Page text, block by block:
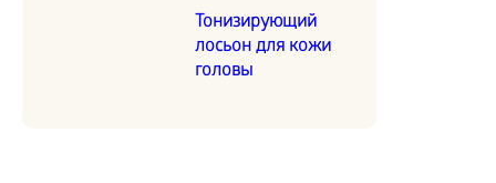
Тонизирующий
лосьон для кожи
головы